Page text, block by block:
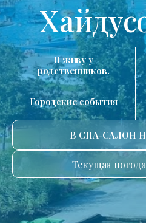
Я живу у
родственников.
Городские события
В СПА-САЛОН
Текущая